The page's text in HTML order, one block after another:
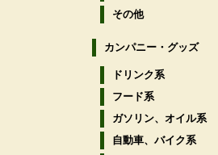
その他
カンパニー・グッズ
ドリンク系
フード系
ガソリン、オイル系
自動車、バイク系